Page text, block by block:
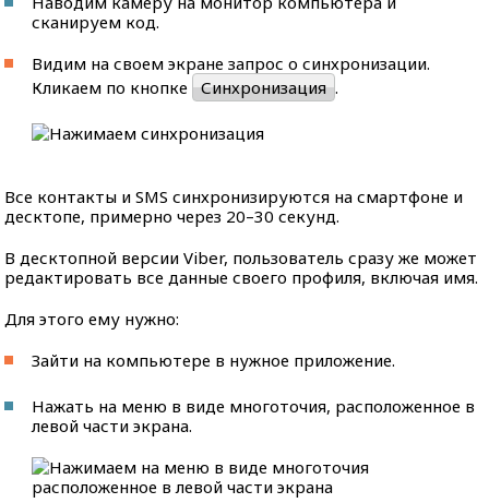
сканируем код.
Видим на своем экране запрос о синхронизации.
Кликаем по кнопке
Синхронизация .
Все контакты и SMS синхронизируются на смартфоне и
десктопе, примерно через 20–30 секунд.
В десктопной версии Viber, пользователь сразу же может
редактировать все данные своего профиля, включая имя.
Для этого ему нужно:
Зайти на компьютере в нужное приложение.
Нажать на меню в виде многоточия, расположенное в
левой части экрана.